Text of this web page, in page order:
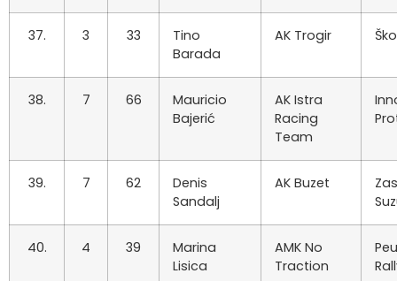
37. 3 33
Tino
Barada
AK Trogir
38. 7 66
Mauricio
Bajerić
AK Istra
Racing
Team
39. 7 62
Denis
Sandalj
AK Buzet
40. 4 39
Marina
Lisica
AMK No
Traction